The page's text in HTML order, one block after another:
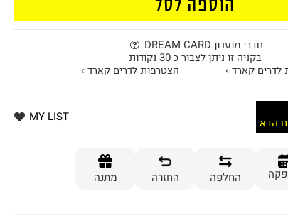
חברי מועדון DREAM CARD
בקניה זו ניתן לצבור כ 30 נקודות
לדרים קארד ›
הצטרפות לדרים קארד ›
הבא
MY LIST
החלפה החזרה מתנה